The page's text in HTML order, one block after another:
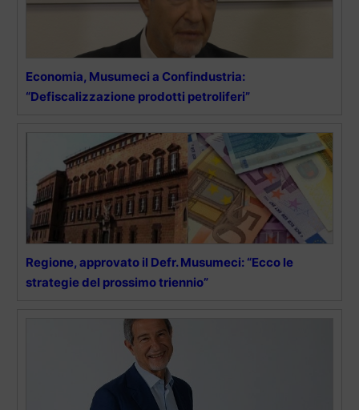
Economia, Musumeci a Confindustria:
“Defiscalizzazione prodotti petroliferi”
Regione, approvato il Defr. Musumeci: “Ecco le
strategie del prossimo triennio”